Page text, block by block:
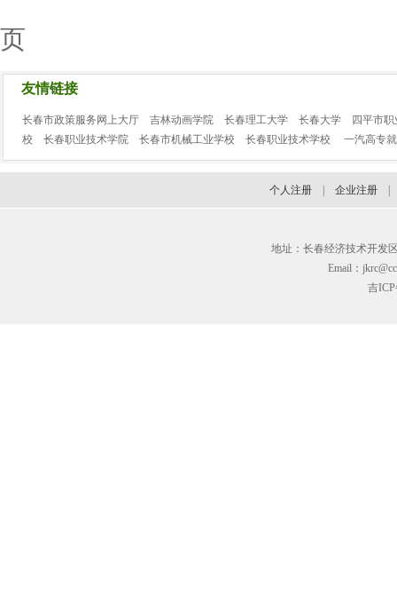
页
友情链接
长春市政策服务网上大厅 吉林动画学院 长春理工大学 长春大学
四平市
校
长春职业技术学院 长春市机械工业学校 长春职业技术学校 一汽高专
个人注册 企业注册
地址：长春经济技术开发
Email：
吉ICP